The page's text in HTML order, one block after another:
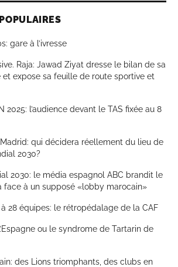
gare à l’ivresse
Raja: Jawad Ziyat dresse le bilan de sa
et expose sa feuille de route sportive et
2025: l’audience devant le TAS fixée au 8
qui décidera réellement du lieu de
2030?
2030: le média espagnol ABC brandit le
face à un supposé «lobby marocain»
à 28 équipes: le rétropédalage de la CAF
ou le syndrome de Tartarin de
des Lions triomphants, des clubs en